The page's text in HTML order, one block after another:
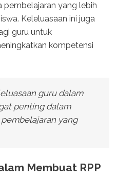
yang lebih
Keleluasaan ini juga
guru untuk
kompetensi
guru dalam
penting dalam
yang
Membuat RPP